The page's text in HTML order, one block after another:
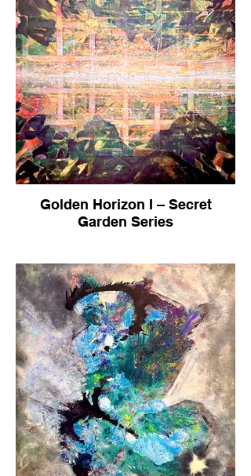
Golden Horizon I – Secret
Garden Series